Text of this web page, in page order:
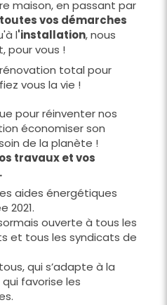
maison, en passant par
vos démarches
l'installation, nous
pour vous !
total pour
vous la vie !
pour réinventer nos
économiser son
de la planète !
travaux et vos
aides énergétiques
2021.
ouverte à tous les
et tous les syndicats de
qui s’adapte à la
favorise les